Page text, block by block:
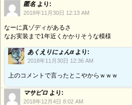
匿名 より:
2018年11月30日 12:13 AM
なーに真ゾディがあるさ
なお実装まで1年近くかかりそうな模様
あくえりにょんα より:
2018年11月30日 12:36 AM
上のコメントで言ったとこやからｗｗｗ
マサピロ より:
2018年12月4日 8:02 AM